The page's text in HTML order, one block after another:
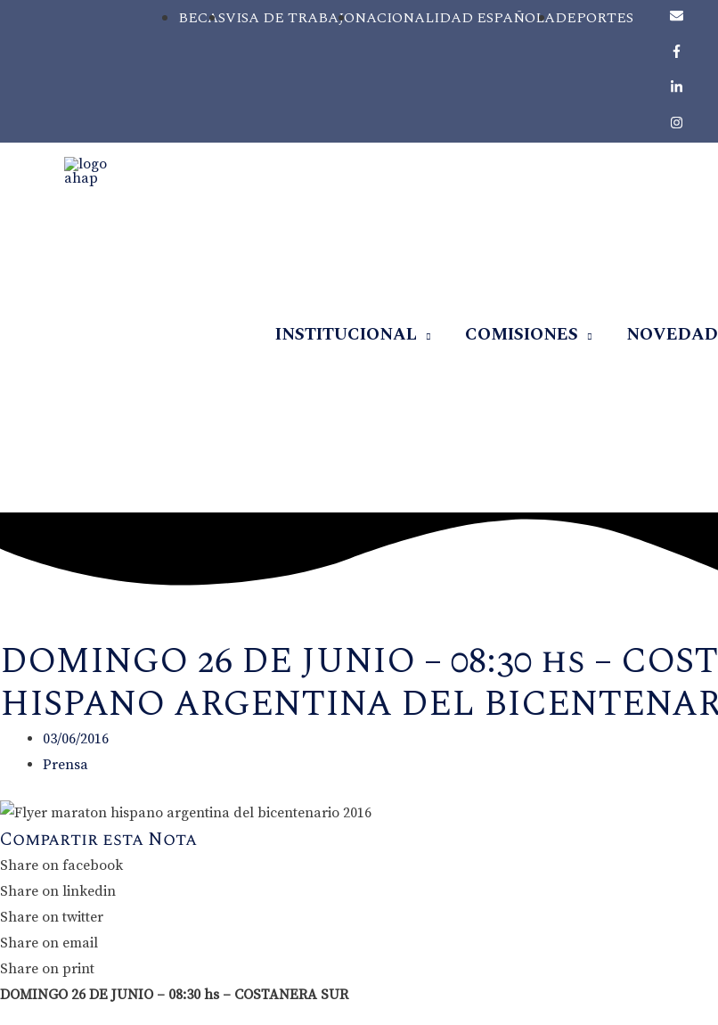
BECASVISA DE TRABAJONACIONALIDAD ESPAÑOLADEPORTES
INSTITUCIONAL COMISIONES
DOMINGO 26 DE JUNIO – 08:30 hs –
HISPANO ARGENTINA DEL
03/06/2016
Prensa
Compartir esta Nota
Share on facebook
Share on linkedin
Share on twitter
Share on email
Share on print
DOMINGO 26 DE JUNIO – 08:30 hs – COSTANERA SUR